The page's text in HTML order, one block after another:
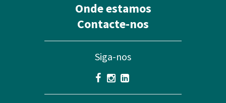
Onde estamos
Contacte-nos
Siga-nos